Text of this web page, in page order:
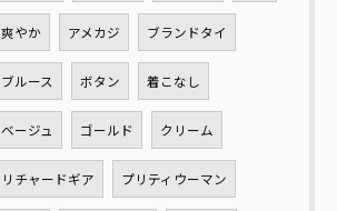
爽やか アメカジ ブランドタイ
ブルース ボタン 着こなし
ベージュ ゴールド クリーム
リチャードギア プリティウーマン